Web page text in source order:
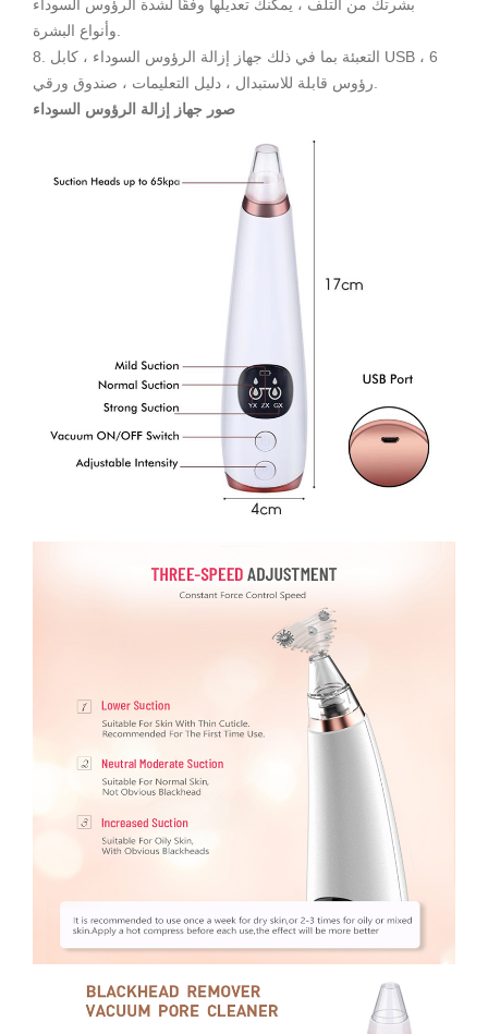
بشرتك من التلف ، يمكنك تعديلها وفقًا لشدة الرؤوس السوداء
8. التعبئة بما في ذلك جهاز إزالة الرؤوس السوداء ، كابل USB ، 6
صور جهاز إزالة الرؤوس السوداء